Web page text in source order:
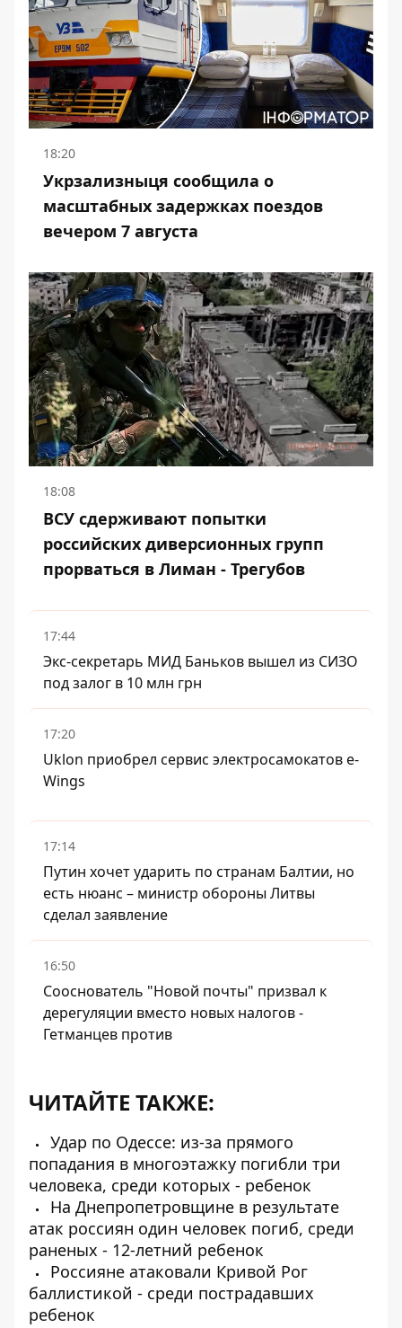
18:20
Укрзализныця сообщила о
масштабных задержках поездов
вечером 7 августа
18:08
ВСУ сдерживают попытки
российских диверсионных групп
прорваться в Лиман - Трегубов
17:44
Экс-секретарь МИД Баньков вышел из СИЗО
под залог в 10 млн грн
17:20
Uklon приобрел сервис электросамокатов e-
Wings
17:14
Путин хочет ударить по странам Балтии, но
есть нюанс – министр обороны Литвы
сделал заявление
16:50
Сооснователь "Новой почты" призвал к
дерегуляции вместо новых налогов -
Гетманцев против
ЧИТАЙТЕ ТАКЖЕ:
Удар по Одессе: из-за прямого
попадания в многоэтажку погибли три
человека, среди которых - ребенок
На Днепропетровщине в результате
атак россиян один человек погиб, среди
раненых - 12-летний ребенок
Россияне атаковали Кривой Рог
баллистикой - среди пострадавших
ребенок